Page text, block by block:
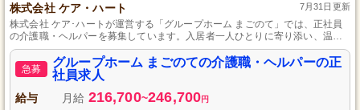
株式会社 ケア・ハート 7月31日更新
株式会社 ケア･ハートが運営する「グループホーム まごのて」では、正社員
の介護職・ヘルパーを募集しています。入居者一人ひとりに寄り添い、温か
いケアを提供する環境で働いてみませんか。資格や経験は不問ですので、未
経験者も大歓迎！明るく元気な仲間と一緒に、やりがいのある仕事に挑戦し
ましょう。あなたのご応募を心よりお待ちしております。
急募
グループホーム まごのての介護職・ヘルパーの正
社員求人
給与 月給 216,700~246,700円